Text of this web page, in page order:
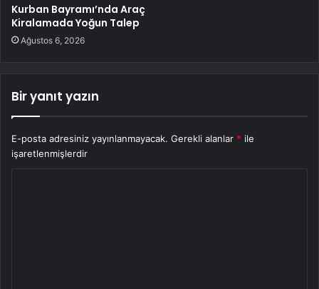
Kurban Bayramı’nda Araç
Kiralamada Yoğun Talep
Ağustos 6, 2026
Bir yanıt yazın
E-posta adresiniz yayınlanmayacak. Gerekli alanlar * ile
işaretlenmişlerdir